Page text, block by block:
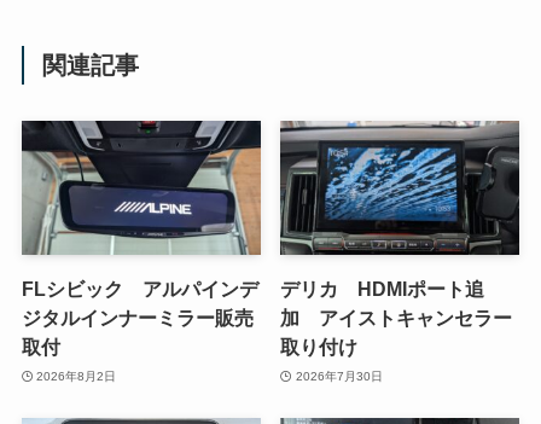
関連記事
FLシビック アルパインデ
ジタルインナーミラー販売
取付
2026年8月2日
デリカ HDMIポート追
加 アイストキャンセラー
取り付け
2026年7月30日